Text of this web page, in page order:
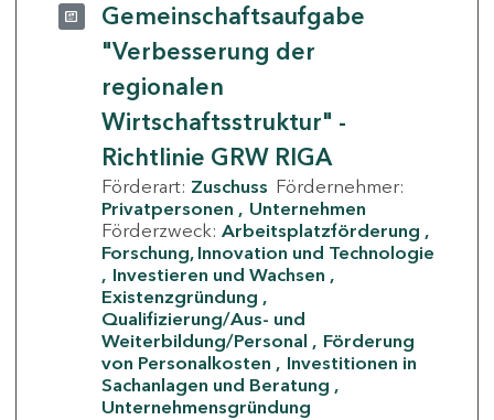
Gemeinschaftsaufgabe
"Verbesserung der
regionalen
Wirtschaftsstruktur" -
Richtlinie GRW RIGA
Förderart: Zuschuss Fördernehmer:
Privatpersonen
Unternehmen
Förderzweck: Arbeitsplatzförderung
Forschung, Innovation und Technologie
Investieren und Wachsen
Existenzgründung
Qualifizierung/Aus- und
Weiterbildung/Personal
Förderung
von Personalkosten
Investitionen in
Sachanlagen und Beratung
Unternehmensgründung